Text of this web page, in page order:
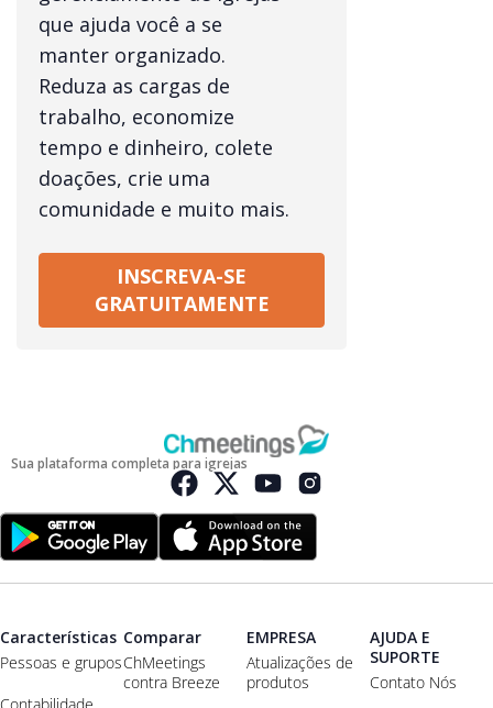
que ajuda você a se
manter organizado.
Reduza as cargas de
trabalho, economize
tempo e dinheiro, colete
doações, crie uma
comunidade e muito mais.
INSCREVA-SE
GRATUITAMENTE
Sua plataforma completa para igrejas
Características
Pessoas e grupos
Contabilidade
Comparar
ChMeetings
contra Breeze
EMPRESA
Atualizações de
produtos
AJUDA E
SUPORTE
Contato Nós